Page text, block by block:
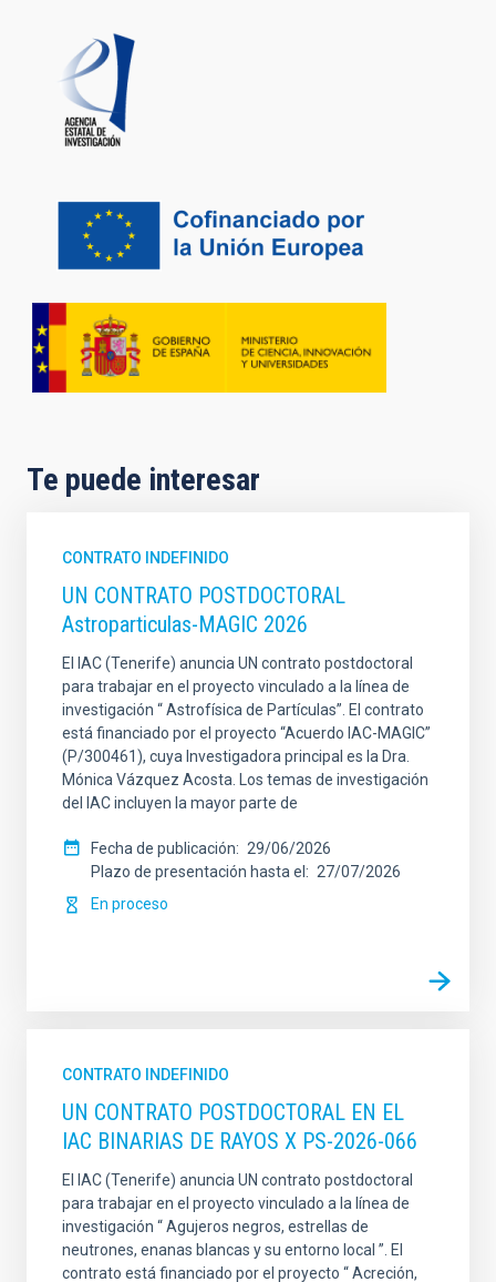
Te puede interesar
CONTRATO INDEFINIDO
UN CONTRATO POSTDOCTORAL
Astroparticulas-MAGIC 2026
El IAC (Tenerife) anuncia UN contrato postdoctoral
para trabajar en el proyecto vinculado a la línea de
investigación “ Astrofísica de Partículas”. El contrato
está financiado por el proyecto “Acuerdo IAC-MAGIC”
(P/300461), cuya Investigadora principal es la Dra.
Mónica Vázquez Acosta. Los temas de investigación
del IAC incluyen la mayor parte de
Fecha de publicación
29/06/2026
Plazo de presentación hasta el
27/07/2026
En proceso
CONTRATO INDEFINIDO
UN CONTRATO POSTDOCTORAL EN EL
IAC BINARIAS DE RAYOS X PS-2026-066
El IAC (Tenerife) anuncia UN contrato postdoctoral
para trabajar en el proyecto vinculado a la línea de
investigación “ Agujeros negros, estrellas de
neutrones, enanas blancas y su entorno local ”. El
contrato está financiado por el proyecto “ Acreción,